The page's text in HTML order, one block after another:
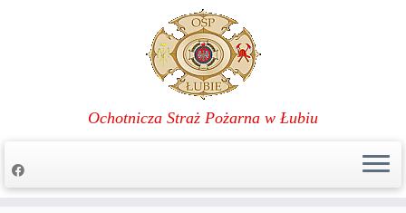
Ochotnicza Straż Pożarna w Łubiu